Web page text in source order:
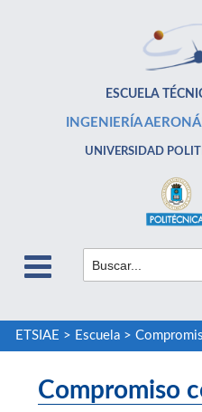
ESCUELA
INGENIERÍA
UNIVERSIDAD
ETSIAE > Escuela>
Compromiso